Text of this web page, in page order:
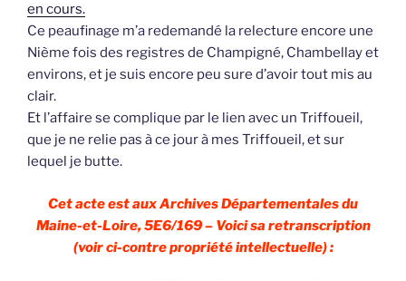
en cours.
Ce peaufinage m’a redemandé la relecture encore une
Nième fois des registres de Champigné, Chambellay et
environs, et je suis encore peu sure d’avoir tout mis au
clair.
Et l’affaire se complique par le lien avec un Triffoueil,
que je ne relie pas à ce jour à mes Triffoueil, et sur
lequel je butte.
Cet acte est aux Archives Départementales du
Maine-et-Loire, 5E6/169 – Voici sa retranscription
(voir ci-contre propriété intellectuelle) :